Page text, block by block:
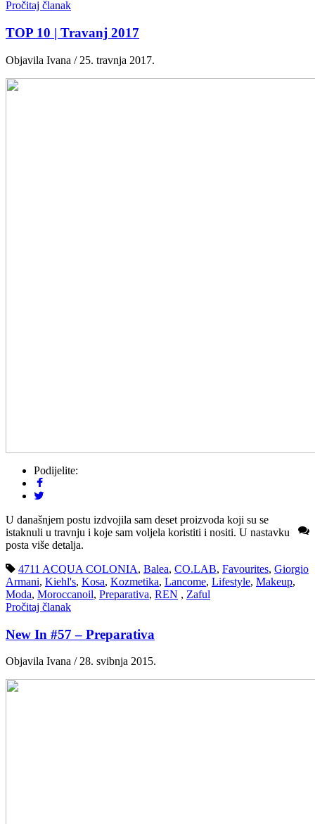
Pročitaj članak
TOP 10 | Travanj 2017
Objavila Ivana / 25. travnja 2017.
Podijelite:
U današnjem postu izdvojila sam deset proizvoda koji su se
istaknuli u travnju i koje sam voljela koristiti i nositi. U nastavku
posta više detalja.
4711 ACQUA COLONIA, Balea, CO.LAB, Favourites, Giorgio
Armani, Kiehl's, Kosa, Kozmetika, Lancome, Lifestyle, Makeup,
Moda, Moroccanoil, Preparativa, REN , Zaful
Pročitaj članak
New In #57 – Preparativa
Objavila Ivana / 28. svibnja 2015.